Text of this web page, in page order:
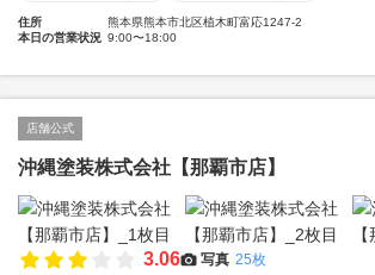
住所
熊本県熊本市北区植木町富応1247-2
本日の営業状況 9:00〜18:00
店舗公式
沖縄塗装株式会社【那覇市店】
3.06 写真 25枚